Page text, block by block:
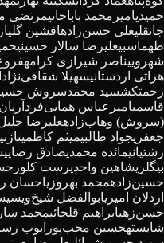
حمیدیامیرمحمد باباخانیمرتضی
جانقلیعلی حسن‌زادهافشین
طهماسبیعلیرضا سالار حسینی
شهروییناصر شیرازی کرامه
هراتی اردستانیسهیلا شقاقی‌نژاد
زحمتکشسید محمدسروش
قاسمیامیرعباس همایی‌فرد
(سروش) وهاب‌زادهعلیرضا
جعفریجواد طالبیمیثم کاظمی
رشتیانیمائده محمدیصادق رضایی
بیگلریشاهین واحدپرست کلور
حسین‌زادهمحمد بهروزیاحسان
اردلان امیریابوالفضل شیخ‌ویسی
حسن‌زهیابراهیم قلجائیمحمد
شایستهحسین محب‌پور ایوب